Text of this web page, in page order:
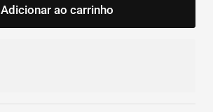
Adicionar ao carrinho